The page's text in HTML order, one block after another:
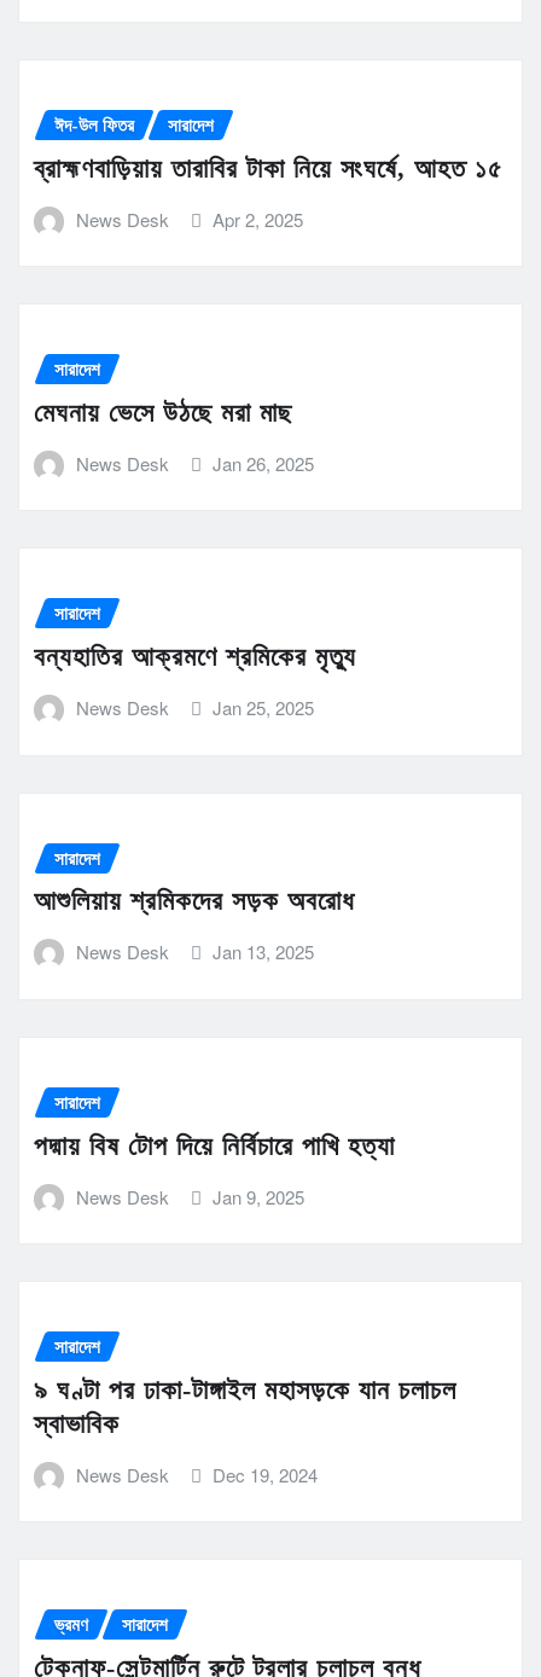
ঈদ-উল ফিতর সারাদেশ
ব্রাহ্মণবাড়িয়ায় তারাবির টাকা নিয়ে সংঘর্ষে, আহত ১৫
News Desk Apr 2, 2025
সারাদেশ
মেঘনায় ভেসে উঠছে মরা মাছ
News Desk Jan 26, 2025
সারাদেশ
বন্যহাতির আক্রমণে শ্রমিকের মৃত্যু
News Desk Jan 25, 2025
সারাদেশ
আশুলিয়ায় শ্রমিকদের সড়ক অবরোধ
News Desk Jan 13, 2025
সারাদেশ
পদ্মায় বিষ টোপ দিয়ে নির্বিচারে পাখি হত্যা
News Desk Jan 9, 2025
সারাদেশ
৯ ঘণ্টা পর ঢাকা-টাঙ্গাইল মহাসড়কে যান চলাচল
স্বাভাবিক
News Desk Dec 19, 2024
ভ্রমণ সারাদেশ
টেকনাফ-সেন্টমার্টিন রুটে ট্রলার চলাচল বন্ধ